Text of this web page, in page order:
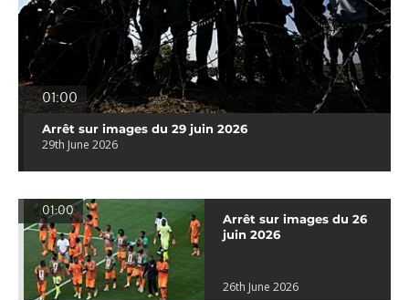
01:00
Arrêt sur images du 29 juin 2026
29th June 2026
01:00
Arrêt sur images du 26
juin 2026
26th June 2026